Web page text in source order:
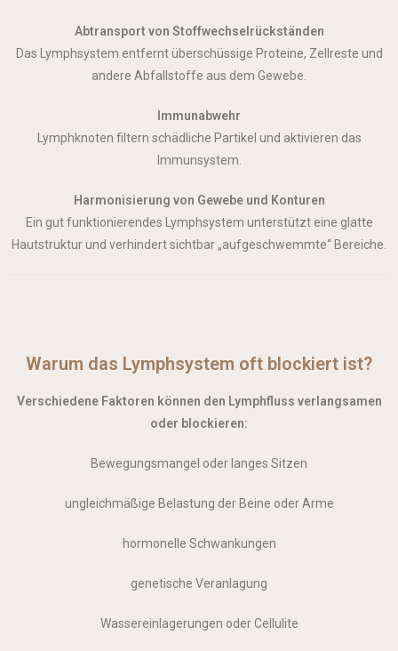
Abtransport von Stoffwechselrückständen
Das Lymphsystem entfernt überschüssige Proteine, Zellreste und
andere Abfallstoffe aus dem Gewebe.
Immunabwehr
Lymphknoten filtern schädliche Partikel und aktivieren das
Immunsystem.
Harmonisierung von Gewebe und Konturen
Ein gut funktionierendes Lymphsystem unterstützt eine glatte
Hautstruktur und verhindert sichtbar „aufgeschwemmte“ Bereiche.
Warum das Lymphsystem oft blockiert ist?
Verschiedene Faktoren können den Lymphfluss verlangsamen
oder blockieren:
Bewegungsmangel oder langes Sitzen
ungleichmäßige Belastung der Beine oder Arme
hormonelle Schwankungen
genetische Veranlagung
Wassereinlagerungen oder Cellulite